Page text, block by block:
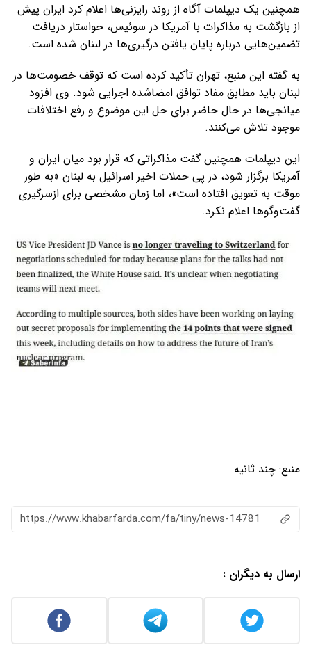
همچنین یک دیپلمات آگاه از روند رایزنی‌ها اعلام کرد ایران پیش
از بازگشت به مذاکرات با آمریکا در سوئیس، خواستار دریافت
تضمین‌هایی درباره پایان یافتن درگیری‌ها در لبنان شده است.
به گفته این منبع، تهران تأکید کرده است که توقف خصومت‌ها در
لبنان باید مطابق مفاد توافق امضاشده اجرایی شود. وی افزود
میانجی‌ها در حال حاضر برای حل این موضوع و رفع اختلافات
موجود تلاش می‌کنند.
این دیپلمات همچنین گفت مذاکراتی که قرار بود میان ایران و
آمریکا برگزار شود، در پی حملات اخیر اسرائیل به لبنان «به طور
موقت به تعویق افتاده است»، اما زمان مشخصی برای ازسرگیری
گفت‌وگوها اعلام نکرد.
منبع: چند ثانیه
https://www.khabarfarda.com/fa/tiny/news-14781
ارسال به دیگران :